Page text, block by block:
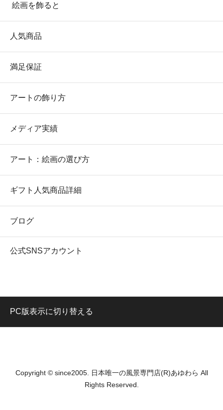
絵画を飾ると
人気商品
満足保証
アートの飾り方
メディア実績
アート：絵画の選び方
ギフト人気商品詳細
ブログ
公式SNSアカウント
PC版表示に切り替える
Copyright © since2005. 日本唯一の風景専門店(R)あゆわら All
Rights Reserved.